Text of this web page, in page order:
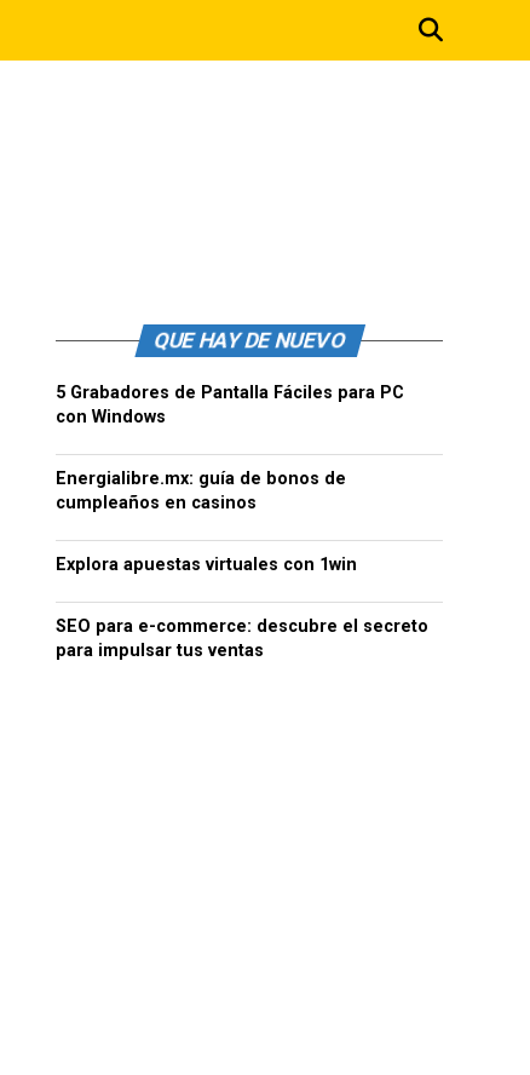
QUE HAY DE NUEVO
5 Grabadores de Pantalla Fáciles para PC
con Windows
Energialibre.mx: guía de bonos de
cumpleaños en casinos
Explora apuestas virtuales con 1win
SEO para e-commerce: descubre el secreto
para impulsar tus ventas